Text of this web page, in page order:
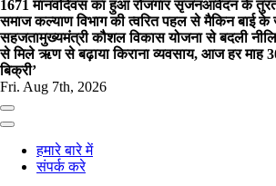
1671 मानवदिवस का हुआ रोजगार सृजनआवेदन के तुरंत
समाज कल्याण विभाग की त्वरित पहल से मैकिन बाई के
सहजतामुख्यमंत्री कौशल विकास योजना से बदली
से मिले ऋण से बढ़ाया किराना व्यवसाय, आज हर माह
बिक्री’
Fri. Aug 7th, 2026
हमारे बारे में
संपर्क करे